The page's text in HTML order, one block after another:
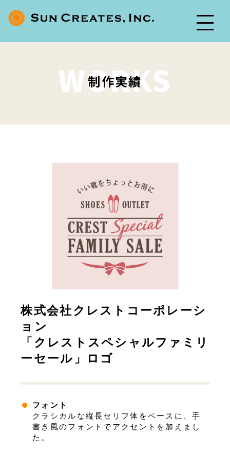
WORKS
制作実績
株式会社クレストコーポレーシ
ョン
「クレストスペシャルファミリ
ーセール」ロゴ
フォント
クラシカルな縦長セリフ体をベースに、手
書き風のフォントでアクセントを加えまし
た。